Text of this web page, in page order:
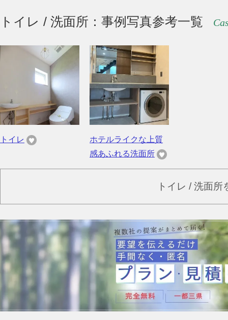
トイレ / 洗面所：事例写真参考一覧
トイレ
ホテルライクな上質
感あふれる洗面所
トイレ / 洗面所